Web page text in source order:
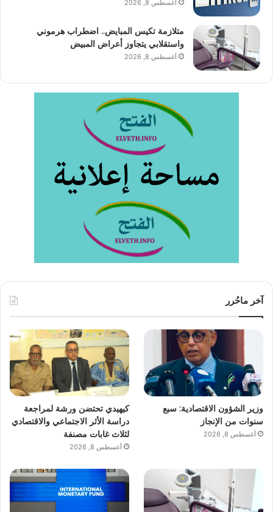
أغسطس 8, 2026
متلازمة تكيس المبايض.. اضطراب هرموني
واستقلابي يتجاوز أعراض المبيض
أغسطس 8, 2026
آخر ماحُرر
وزير الشؤون الاقتصادية: سبع
سنوات من الإنجاز
أغسطس 8, 2026
كيهيدي تحتضن ورشة لمراجعة
دراسة الأثر الاجتماعي والاقتصادي
لثلاث غابات مصنفة
أغسطس 8, 2026